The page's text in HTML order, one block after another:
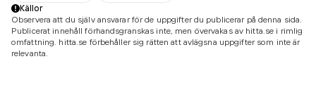
Källor
Observera att du själv ansvarar för de uppgifter du publicerar på denna sida.
Publicerat innehåll förhandsgranskas inte, men övervakas av hitta.se i rimlig
omfattning. hitta.se förbehåller sig rätten att avlägsna uppgifter som inte är
relevanta.